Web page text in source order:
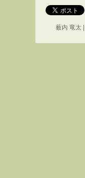
薮内 竜太 |